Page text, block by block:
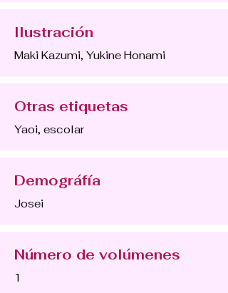
Ilustración
Maki Kazumi, Yukine Honami
Otras etiquetas
Yaoi, escolar
Demográfía
Josei
Número de volúmenes
1